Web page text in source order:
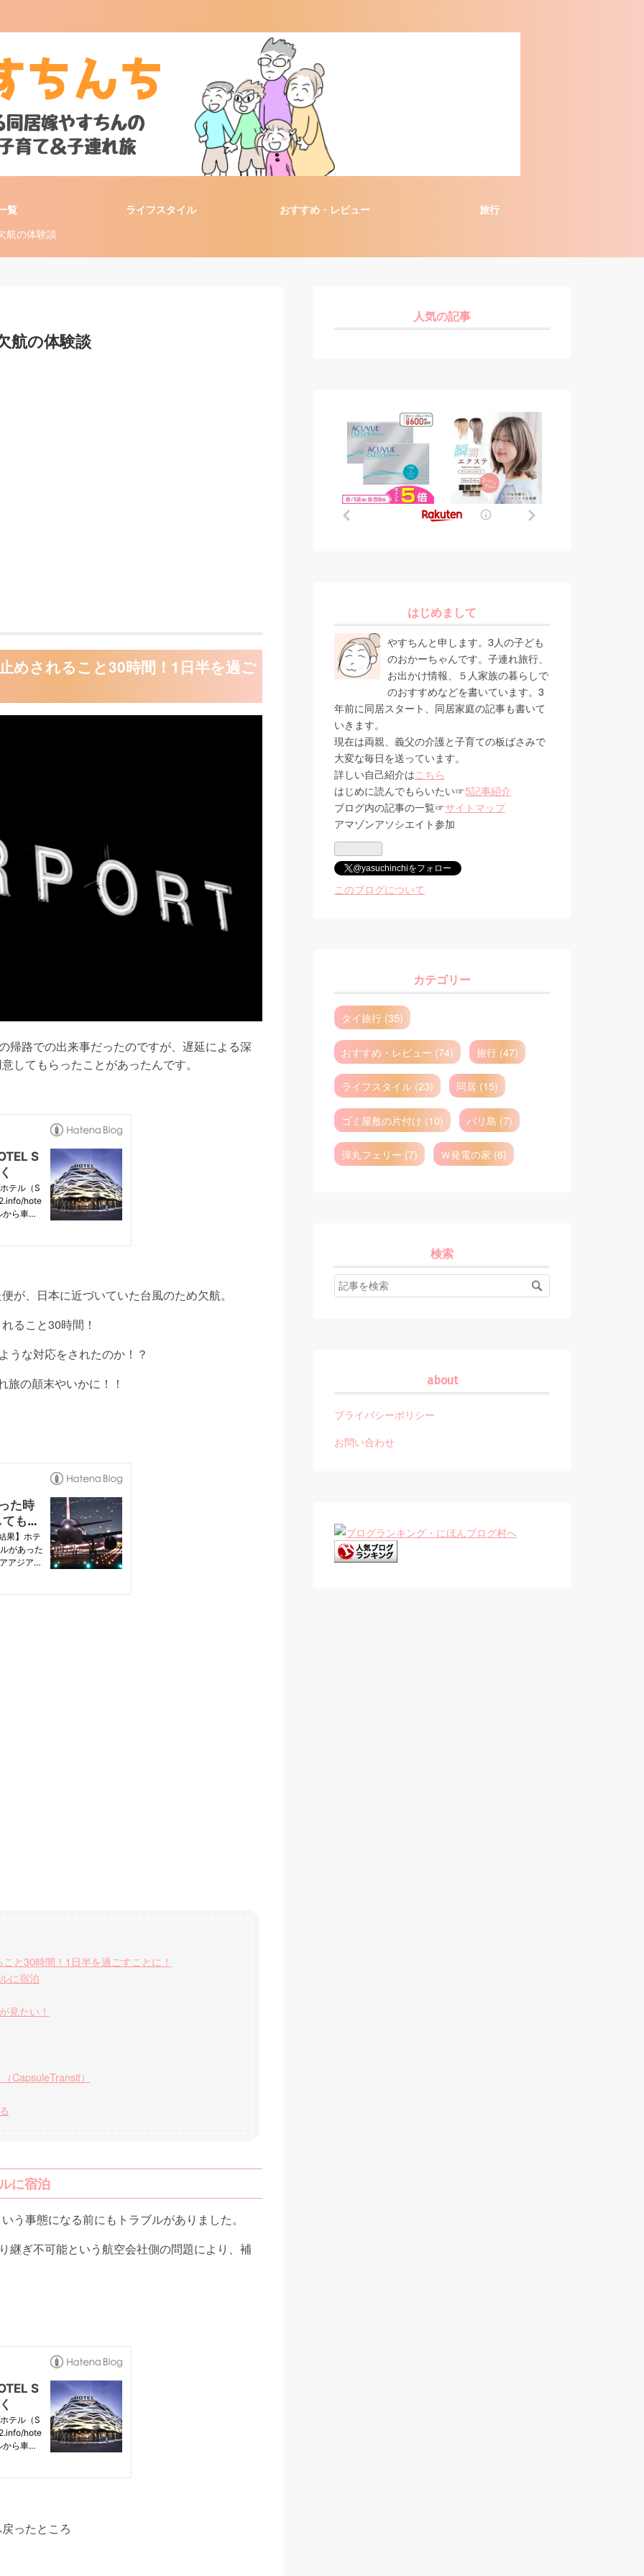
覧 ライフスタイル おすすめ・レビュー 旅行
航の体験談
航の体験談
めされること30時間！1日半を過ご
帰路での出来事だったのですが、遅延による深
してもらったことがあったんです。
が、日本に近づいていた台風のため欠航。
ること30時間！
うな対応をされたのか！？
旅の顛末やいかに！！
と30時間！1日半を過ごすことに！
に宿泊
見たい！
CapsuleTransit）
に宿泊
う事態になる前にもトラブルがありました。
継ぎ不可能という航空会社側の問題により、補
ったところ
人気の記事
はじめまして
やすちんと申します。3人の子ども
のおかーちゃんです。子連れ旅行、
お出かけ情報、５人家族の暮らしで
のおすすめなどを書いています。3
年前に同居スタート、同居家庭の記事も書いて
いきます。
現在は両親、義父の介護と子育ての板ばさみで
大変な毎日を送っています。
詳しい自己紹介はこちら
はじめに読んでもらいたい☞5記事紹介
ブログ内の記事の一覧☞サイトマップ
アマゾンアソシエイト参加
@yasuchinchiをフォロー
このブログについて
カテゴリー
タイ旅行 (35)
おすすめ・レビュー (74) 旅行 (47)
ライフスタイル (23) 同居 (15)
ゴミ屋敷の片付け (10) バリ島 (7)
弾丸フェリー (7) Ｗ発電の家 (6)
検索
about
プライバシーポリシー
お問い合わせ